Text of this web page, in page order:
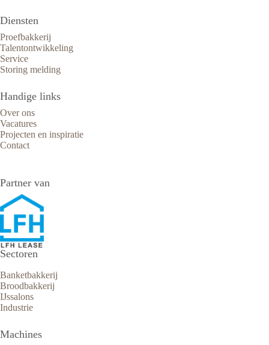
Diensten
Proefbakkerij
Talentontwikkeling
Service
Storing melding
Handige links
Over ons
Vacatures
Projecten en inspiratie
Contact
Partner van
Sectoren
Banketbakkerij
Broodbakkerij
IJssalons
Industrie
Machines